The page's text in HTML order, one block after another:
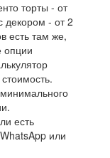
торты - от
декором - от 2
есть там же,
опции
есть
или